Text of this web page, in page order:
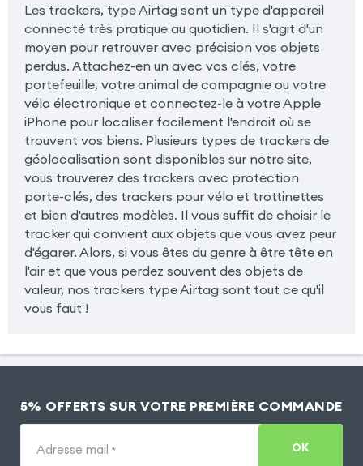
Les trackers, type Airtag sont un type d'appareil
connecté très pratique au quotidien. Il s'agit d'un
moyen pour retrouver avec précision vos objets
perdus. Attachez-en un avec vos clés, votre
portefeuille, votre animal de compagnie ou votre
vélo électronique et connectez-le à votre Apple
iPhone pour localiser facilement l'endroit où se
trouvent vos biens. Plusieurs types de trackers de
géolocalisation sont disponibles sur notre site,
vous trouverez des trackers avec protection
porte-clés, des trackers pour vélo et trottinettes
et bien d'autres modèles. Il vous suffit de choisir le
tracker qui convient aux objets que vous avez peur
d'égarer. Alors, si vous êtes du genre à être tête en
l'air et que vous perdez souvent des objets de
valeur, nos trackers type Airtag sont tout ce qu'il
vous faut !
5% OFFERTS SUR VOTRE PREMIÈRE COMMANDE
Adresse mail * OK